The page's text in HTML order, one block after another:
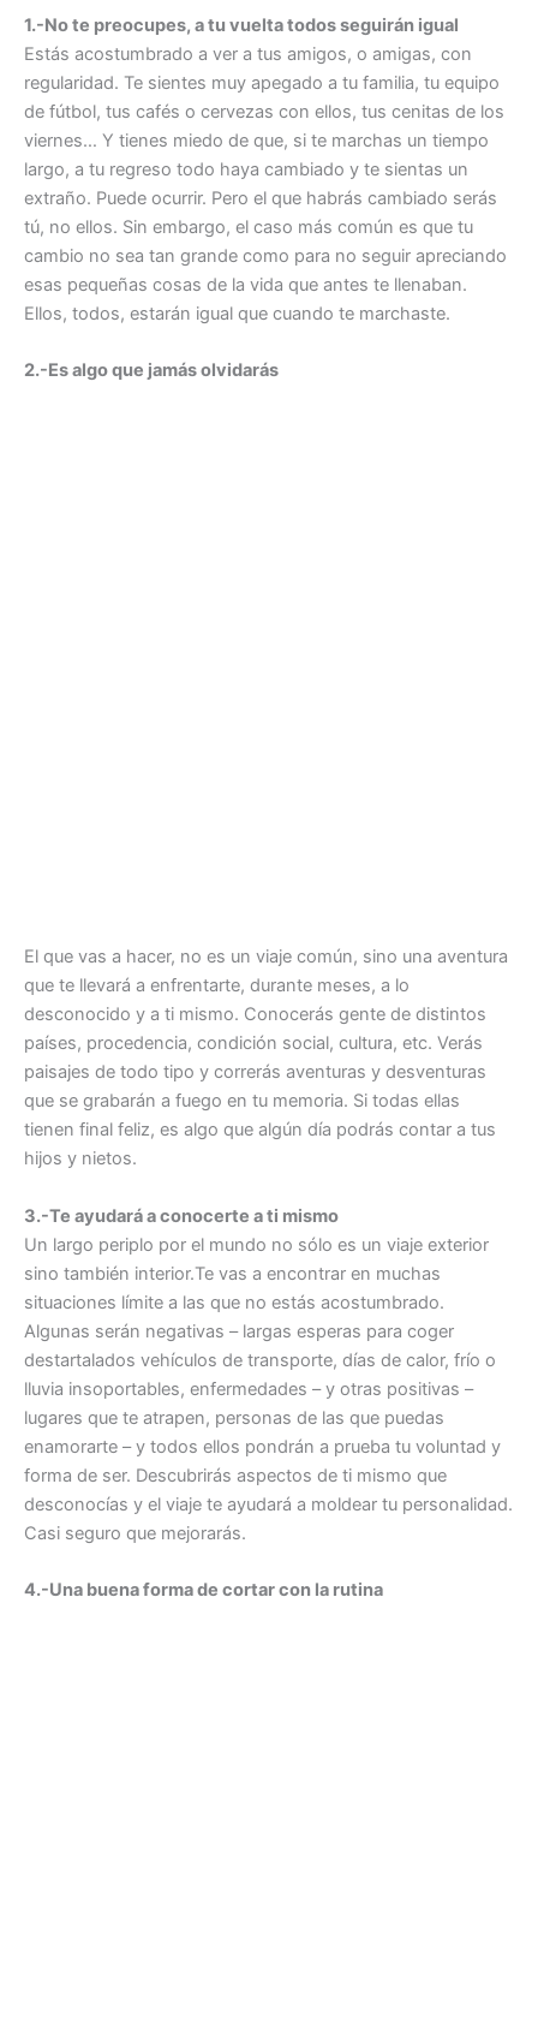
1.-No te preocupes, a tu vuelta todos seguirán igual
Estás acostumbrado a ver a tus amigos, o amigas, con
regularidad. Te sientes muy apegado a tu familia, tu equipo
de fútbol, tus cafés o cervezas con ellos, tus cenitas de los
viernes… Y tienes miedo de que, si te marchas un tiempo
largo, a tu regreso todo haya cambiado y te sientas un
extraño. Puede ocurrir. Pero el que habrás cambiado serás
tú, no ellos. Sin embargo, el caso más común es que tu
cambio no sea tan grande como para no seguir apreciando
esas pequeñas cosas de la vida que antes te llenaban.
Ellos, todos, estarán igual que cuando te marchaste.
2.-Es algo que jamás olvidarás
El que vas a hacer, no es un viaje común, sino una aventura
que te llevará a enfrentarte, durante meses, a lo
desconocido y a ti mismo. Conocerás gente de distintos
países, procedencia, condición social, cultura, etc. Verás
paisajes de todo tipo y correrás aventuras y desventuras
que se grabarán a fuego en tu memoria. Si todas ellas
tienen final feliz, es algo que algún día podrás contar a tus
hijos y nietos.
3.-Te ayudará a conocerte a ti mismo
Un largo periplo por el mundo no sólo es un viaje exterior
sino también interior.Te vas a encontrar en muchas
situaciones límite a las que no estás acostumbrado.
Algunas serán negativas – largas esperas para coger
destartalados vehículos de transporte, días de calor, frío o
lluvia insoportables, enfermedades – y otras positivas –
lugares que te atrapen, personas de las que puedas
enamorarte – y todos ellos pondrán a prueba tu voluntad y
forma de ser. Descubrirás aspectos de ti mismo que
desconocías y el viaje te ayudará a moldear tu personalidad.
Casi seguro que mejorarás.
4.-Una buena forma de cortar con la rutina